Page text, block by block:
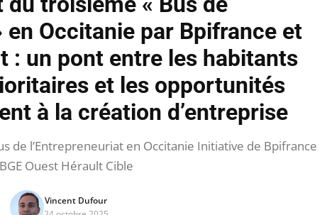
en Occitanie par Bpifrance et
: un pont entre les habitants
et les opportunités
à la création d’entreprise
de l’Entrepreneuriat en Occitanie Initiative de Bpifrance
Ouest Hérault Cible
Vincent Dufour